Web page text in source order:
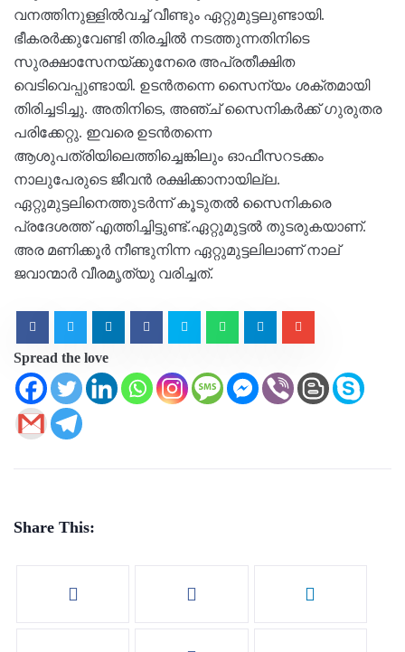
വനത്തിനുള്ളില്‍വച്ച്‌ വീണ്ടും ഏറ്റുമുട്ടലുണ്ടായി.
ഭീകരർക്കുവേണ്ടി തിരച്ചില്‍ നടത്തുന്നതിനിടെ
സുരക്ഷാസേനയ്ക്കുനേരെ അപ്രതീക്ഷിത
വെടിവെപ്പുണ്ടായി. ഉടൻതന്നെ സൈന്യം ശക്തമായി
തിരിച്ചടിച്ചു. അതിനിടെ, അഞ്ച് സൈനികർക്ക് ഗുരുതര
പരിക്കേറ്റു. ഇവരെ ഉടൻതന്നെ
ആശുപത്രിയിലെത്തിച്ചെങ്കിലും ഓഫീസറടക്കം
നാലുപേരുടെ ജീവൻ രക്ഷിക്കാനായില്ല.
ഏറ്റുമുട്ടലിനെത്തുടർന്ന് കൂടുതല്‍ സൈനികരെ
പ്രദേശത്ത് എത്തിച്ചിട്ടുണ്ട്.ഏറ്റുമുട്ടല്‍ തുടരുകയാണ്.
അര മണിക്കൂർ നീണ്ടുനിന്ന ഏറ്റുമുട്ടലിലാണ് നാല്
ജവാന്മാർ വീരമൃത്യു വരിച്ചത്.
Spread the love
Share This: